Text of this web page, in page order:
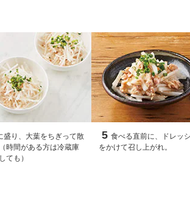
盛り、大葉をちぎって散
時間がある方は冷蔵庫
ても）
5 食べる直前に、ドレッ
をかけて召し上がれ。